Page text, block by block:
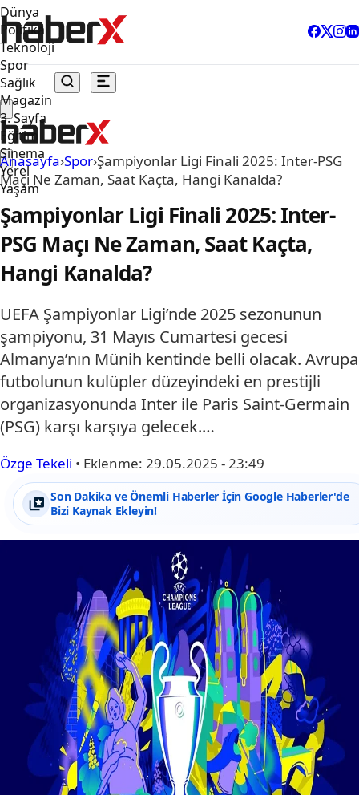
Dünya
Politika
Teknoloji
Spor
Sağlık
Magazin
3. Sayfa
Eğitim
Sinema
Yerel
Yaşam
Anasayfa›Spor›Şampiyonlar Ligi Finali 2025: Inter-PSG
Maçı Ne Zaman, Saat Kaçta, Hangi Kanalda?
Şampiyonlar Ligi Finali 2025: Inter-
PSG Maçı Ne Zaman, Saat Kaçta,
Hangi Kanalda?
UEFA Şampiyonlar Ligi’nde 2025 sezonunun
şampiyonu, 31 Mayıs Cumartesi gecesi
Almanya’nın Münih kentinde belli olacak. Avrupa
futbolunun kulüpler düzeyindeki en prestijli
organizasyonunda Inter ile Paris Saint-Germain
(PSG) karşı karşıya gelecek.…
Özge Tekeli • Eklenme: 29.05.2025 - 23:49
Son Dakika ve Önemli Haberler İçin Google Haberler'de
Bizi Kaynak Ekleyin!